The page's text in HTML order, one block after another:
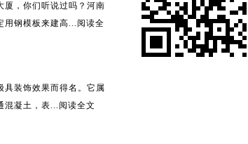
厦，你们听说过吗？河南
用钢模板来建高...阅读全
具装饰效果而得名。它属
混凝土，表...阅读全文